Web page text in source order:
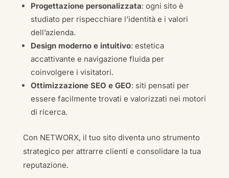
Progettazione personalizzata: ogni sito è
studiato per rispecchiare l’identità e i valori
dell’azienda.
Design moderno e intuitivo: estetica
accattivante e navigazione fluida per
coinvolgere i visitatori.
Ottimizzazione SEO e GEO: siti pensati per
essere facilmente trovati e valorizzati nei motori
di ricerca.
Con NETWORX, il tuo sito diventa uno strumento
strategico per attrarre clienti e consolidare la tua
reputazione.